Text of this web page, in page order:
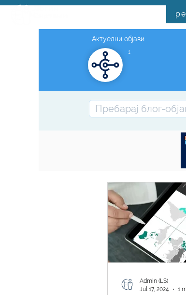
Актуелни објави
1
Admin (LS)
Jul 17, 2024
1